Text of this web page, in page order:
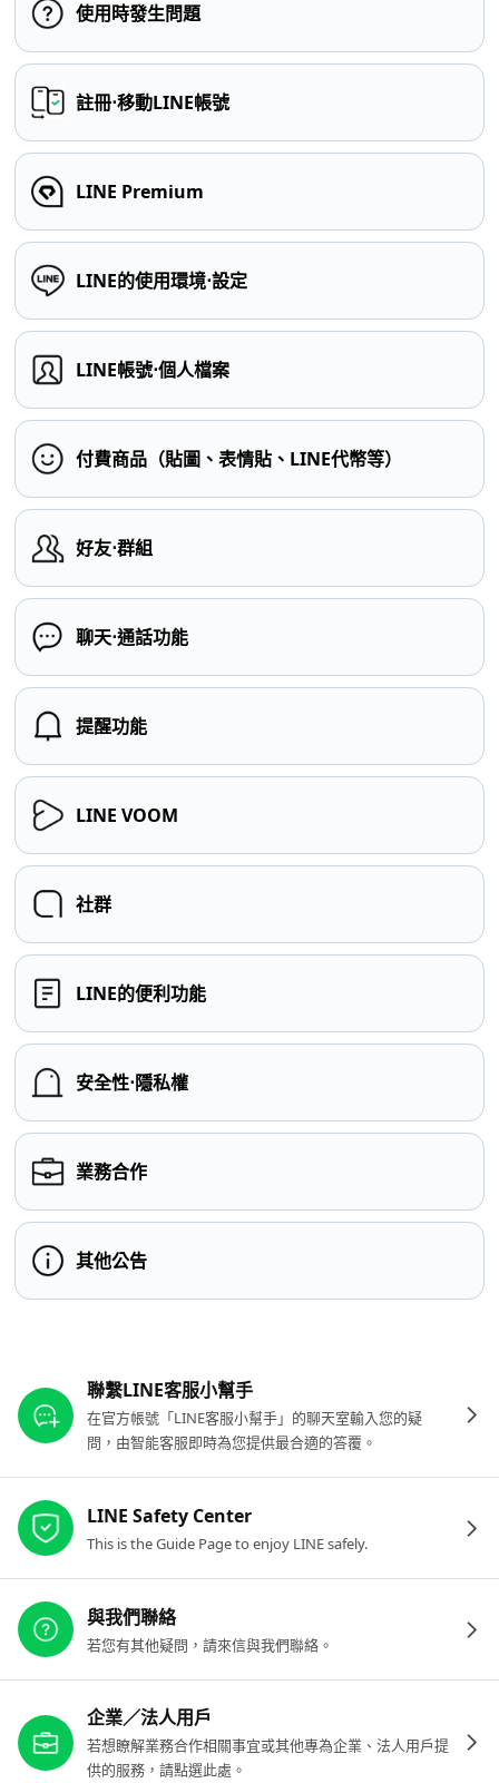
使用時發生問題
註冊⋅移動LINE帳號
LINE Premium
LINE的使用環境⋅設定
LINE帳號⋅個人檔案
付費商品（貼圖、表情貼、LINE代幣等）
好友⋅群組
聊天⋅通話功能
提醒功能
LINE VOOM
社群
LINE的便利功能
安全性⋅隱私權
業務合作
其他公告
聯繫LINE客服小幫手
在官方帳號「LINE客服小幫手」的聊天室輸入您的疑
問，由智能客服即時為您提供最合適的答覆。
LINE Safety Center
This is the Guide Page to enjoy LINE safely.
與我們聯絡
若您有其他疑問，請來信與我們聯絡。
企業／法人用戶
若想瞭解業務合作相關事宜或其他專為企業、法人用戶提
供的服務，請點選此處。